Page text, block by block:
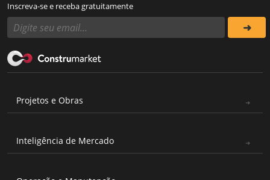
Inscreva-se e receba gratuitamente
Projetos e Obras
Inteligência de Mercado